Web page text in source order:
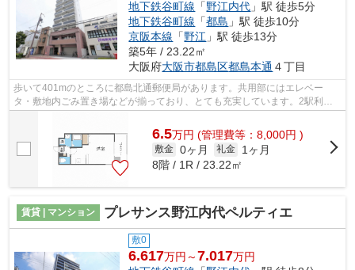
地下鉄谷町線 「野江内代 」駅 徒歩5分
地下鉄谷町線 「都島 」駅 徒歩10分
京阪本線 「野江 」駅 徒歩13分
築5年 / 23.22㎡
大阪府大阪市都島区都島本通 ４丁目
歩いて401mのところに都島北通郵便局があります。共用部にはエレベー
タ・敷地内ごみ置き場などが揃っており、とても充実しています。2駅利用
6.5万円 (管理費等：8,000円 )
敷金 0ヶ月 礼金
1ヶ月
8階 / 1R / 23.22㎡
賃貸 | マンション プレサンス野江内代ペルティエ
敷0
6.617万円～7.017万円